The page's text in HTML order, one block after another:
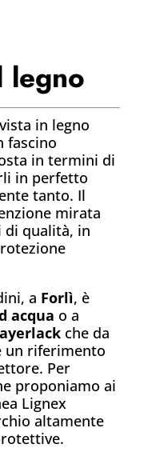
legno
in legno
fascino
in termini di
in perfetto
tanto. Il
mirata
di qualità, in
a Forlì, è
acqua o a
che da
un riferimento
Per
proponiamo ai
Lignex
altamente